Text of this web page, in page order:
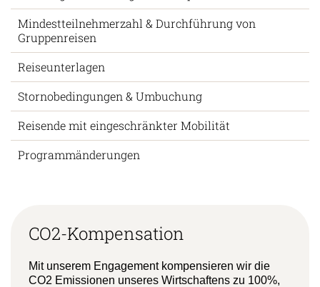
Mindestteilnehmerzahl & Durchführung von
Gruppenreisen
Reiseunterlagen
Stornobedingungen & Umbuchung
Reisende mit eingeschränkter Mobilität
Programmänderungen
CO2-Kompensation
Mit unserem Engagement kompensieren wir die
CO2 Emissionen unseres Wirtschaftens zu 100%,